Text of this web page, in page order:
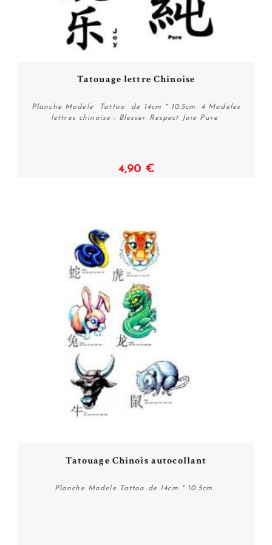
Acheter
Tatouage lettre Chinoise
Planche Modele Tattoo de 14cm * 10.5cm. 4 Modeles
lettres chinoise : Blesser Respect Joie Pure
4,90 €
Tatouage Chinois autocollant
Planche Modele Tattoo de 14cm * 10.5cm.